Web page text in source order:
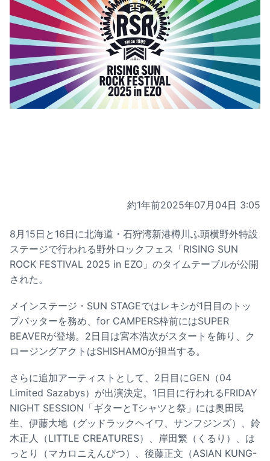
約1年前2025年07月04日 3:05
8月15日と16日に北海道・石狩湾新港樽川ふ頭横野外特設
ステージで行われる野外ロックフェス「RISING SUN
ROCK FESTIVAL 2025 in EZO」のタイムテーブルが公開
された。
メインステージ・SUN STAGEではレキシが1日目のトッ
プバッターを務め、for CAMPERS枠前にはSUPER
BEAVERが登場。2日目は宮本浩次がスタートを飾り、ク
ロージングアクトはSHISHAMOが担当する。
さらに追加アーティストとして、2日目にGEN（04
Limited Sazabys）が出演決定。1日目に行われるFRIDAY
NIGHT SESSION「ギターとTシャツと祭」には奥田民
生、伊藤大地（グッドラックヘイワ、サンフジンズ）、鈴
木正人（LITTLE CREATURES）、岸田繁（くるり）、は
っとり（マカロニえんぴつ）、後藤正文（ASIAN KUNG-